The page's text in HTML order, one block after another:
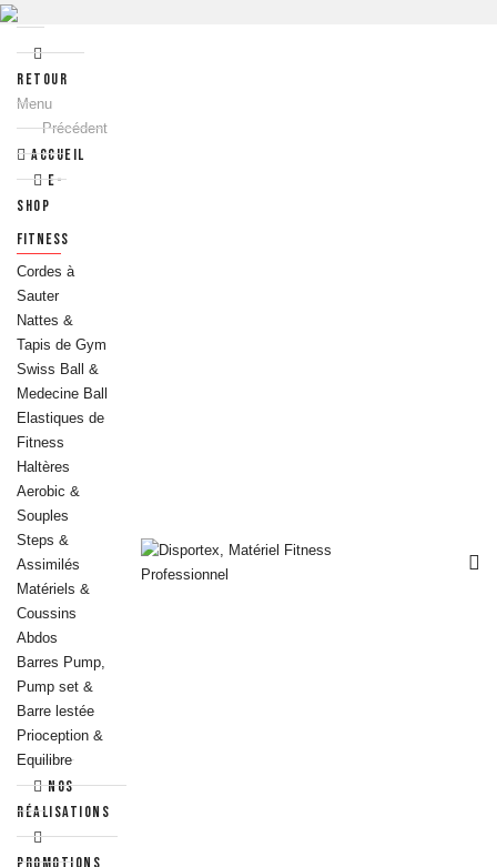
Retour
Menu
Précédent
Accueil
e-
Shop
FITNESS
Cordes à
Sauter
Nattes &
Tapis de Gym
Swiss Ball &
Medecine Ball
Elastiques de
Fitness
Haltères
Aerobic &
Souples
Steps &
Assimilés
Matériels &
Coussins
Abdos
Barres Pump,
Pump set &
Barre lestée
Prioception &
Equilibre
Espaliers
Racks et
Supports
Fitness
Nos
réalisations
Promotions